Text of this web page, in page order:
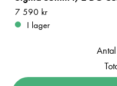
Pris:7 590 kr
7 590 kr
I lager